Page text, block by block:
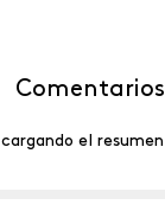
Comentarios
cargando el